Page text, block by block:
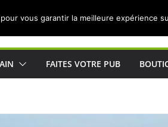
pour les Lorrains
FAITES VOTRE PUB
vous garantir la meilleure expérience